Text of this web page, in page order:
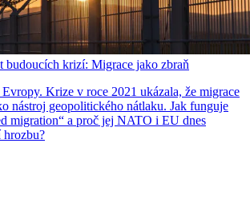
budoucích krizí: Migrace jako zbraň
Krize v roce 2021 ukázala, že migrace
nástroj geopolitického nátlaku. Jak funguje
migration“ a proč jej NATO i EU dnes